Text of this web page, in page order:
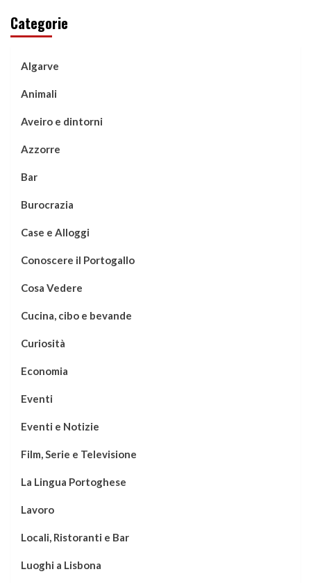
Categorie
Algarve
Animali
Aveiro e dintorni
Azzorre
Bar
Burocrazia
Case e Alloggi
Conoscere il Portogallo
Cosa Vedere
Cucina, cibo e bevande
Curiosità
Economia
Eventi
Eventi e Notizie
Film, Serie e Televisione
La Lingua Portoghese
Lavoro
Locali, Ristoranti e Bar
Luoghi a Lisbona